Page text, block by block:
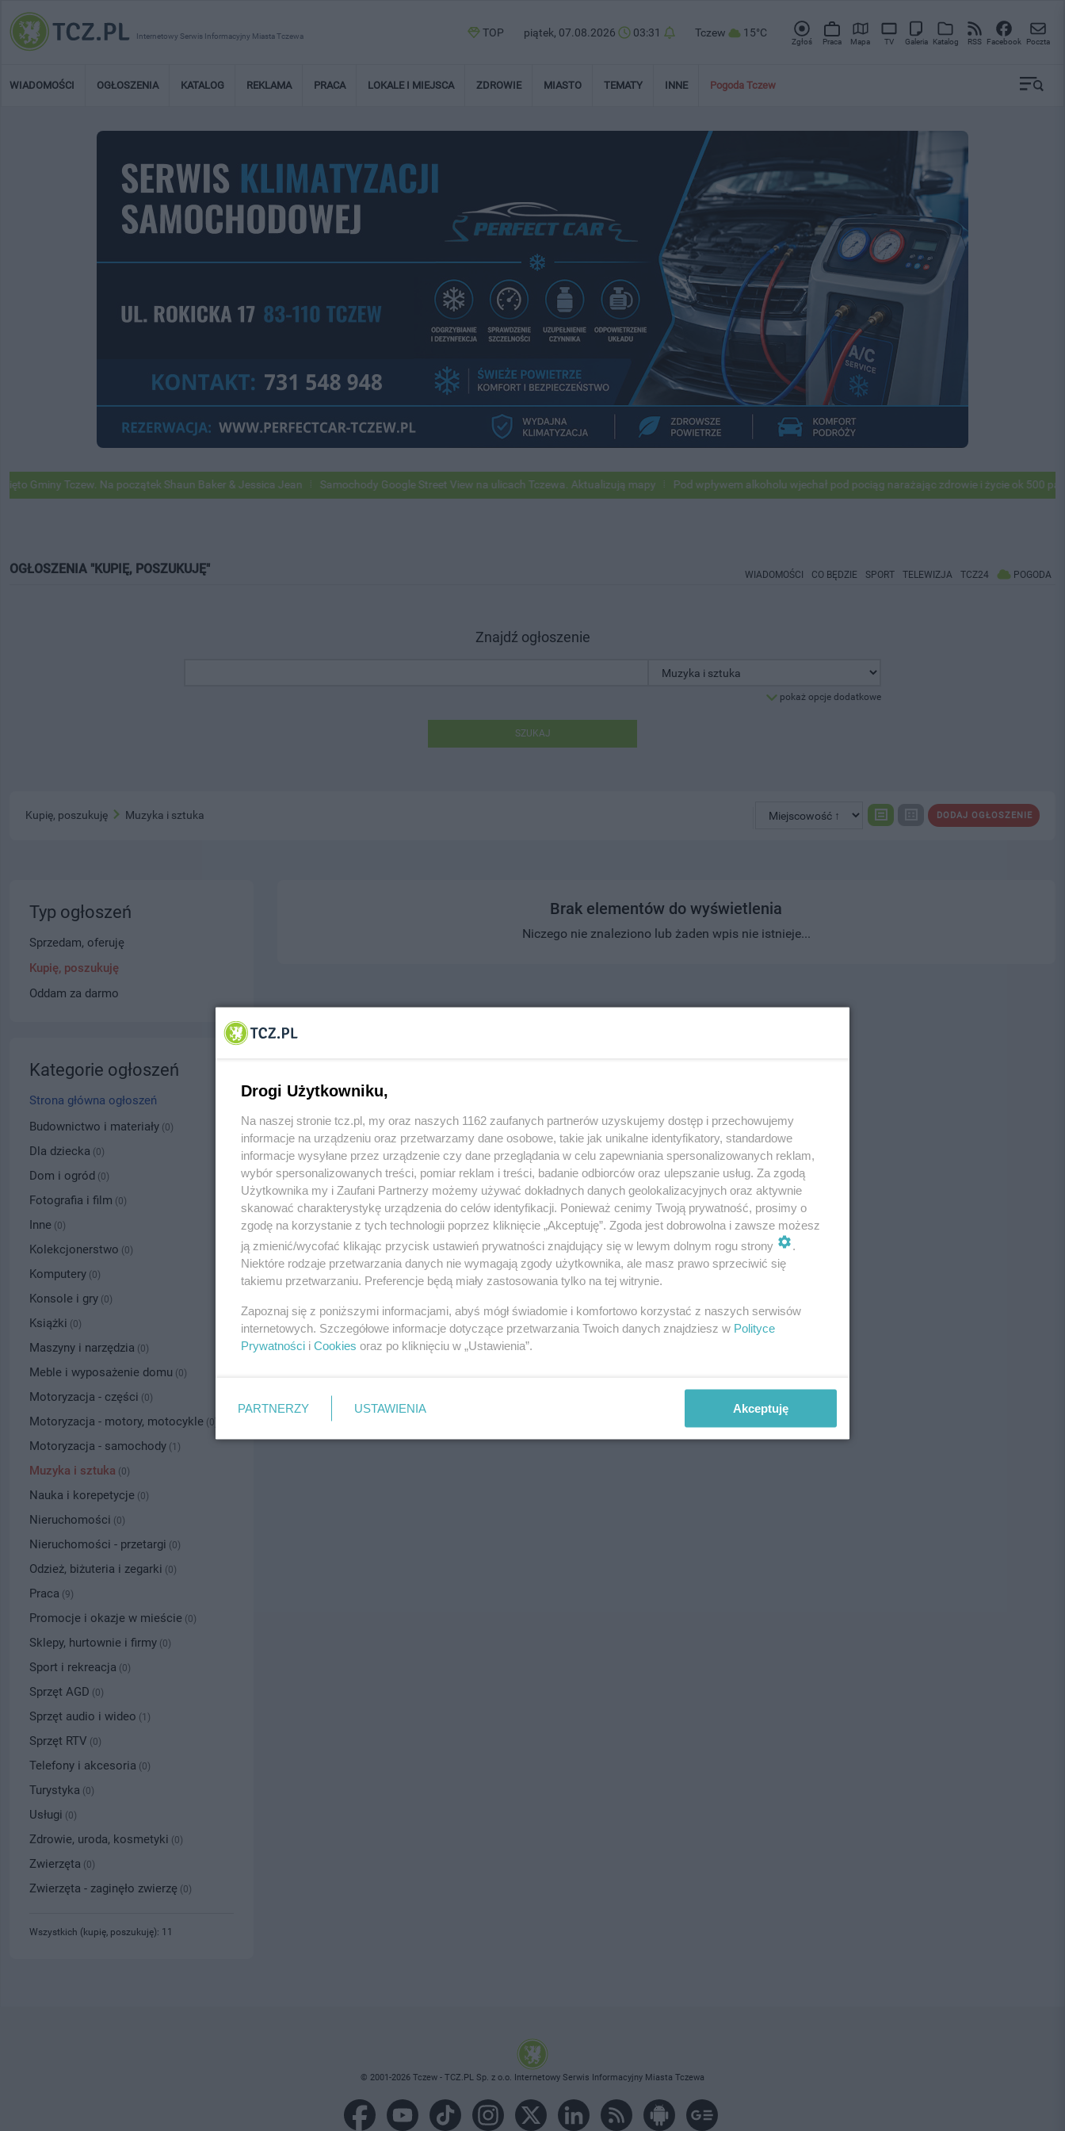
Internetowy Serwis Informacyjny Miasta Tczewa TOP piątek, 07.08.2026 03:31 Tczew 15°C
Zgłoś Praca Mapa TV Galeria Katalog RSS Facebook Poczta
WIADOMOŚCI OGŁOSZENIA KATALOG REKLAMA PRACA LOKALE I MIEJSCA ZDROWIE MIASTO TEMATY INNE Pogoda Tczew
Tczew. Na początek Shaun Baker & Jessica Jean Samochody Google Street View na ulicach Tczewa. Aktualizują mapy Pod wpływem alkoholu wjechał pod pociąg narażając zdrowie i życie ok 500
OGŁOSZENIA "KUPIĘ, POSZUKUJĘ" WIADOMOŚCI CO BĘDZIE SPORT TELEWIZJA TCZ24 POGODA
Znajdź ogłoszenie
pokaż opcje dodatkowe
SZUKAJ
DODAJ OGŁOSZENIE
Kupię, poszukuję Muzyka i sztuka
Brak elementów do wyświetlenia
Niczego nie znaleziono lub żaden wpis nie istnieje...
Typ ogłoszeń
Sprzedam, oferuję
Kupię, poszukuję
Oddam za darmo
Kategorie ogłoszeń
Strona główna ogłoszeń
Budownictwo i materiały (0)
Dla dziecka (0)
Dom i ogród (0)
Fotografia i film (0)
Inne (0)
Kolekcjonerstwo (0)
Komputery (0)
Konsole i gry (0)
Książki (0)
Maszyny i narzędzia (0)
Meble i wyposażenie domu (0)
Motoryzacja - części (0)
Motoryzacja - motory, motocykle (0)
Motoryzacja - samochody (1)
Muzyka i sztuka (0)
Nauka i korepetycje (0)
Nieruchomości (0)
Nieruchomości - przetargi (0)
Odzież, biżuteria i zegarki (0)
Praca (9)
Promocje i okazje w mieście (0)
Sklepy, hurtownie i firmy (0)
Sport i rekreacja (0)
Sprzęt AGD (0)
Sprzęt audio i wideo (1)
Sprzęt RTV (0)
Telefony i akcesoria (0)
Turystyka (0)
Usługi (0)
Zdrowie, uroda, kosmetyki (0)
Zwierzęta (0)
Zwierzęta - zaginęło zwierzę (0)
Wszystkich (kupię, poszukuję): 11
© 2001-2026 Tczew - TCZ.PL Sp. z o.o. Internetowy Serwis Informacyjny Miasta Tczewa
Drogi Użytkowniku,
Na naszej stronie tcz.pl, my oraz naszych 1162 zaufanych partnerów uzyskujemy dostęp i przechowujemy
informacje na urządzeniu oraz przetwarzamy dane osobowe, takie jak unikalne identyfikatory, standardowe
informacje wysyłane przez urządzenie czy dane przeglądania w celu zapewniania spersonalizowanych reklam,
wybór spersonalizowanych treści, pomiar reklam i treści, badanie odbiorców oraz ulepszanie usług. Za zgodą
Użytkownika my i Zaufani Partnerzy możemy używać dokładnych danych geolokalizacyjnych oraz aktywnie
skanować charakterystykę urządzenia do celów identyfikacji. Ponieważ cenimy Twoją prywatność, prosimy o
zgodę na korzystanie z tych technologii poprzez kliknięcie „Akceptuję”. Zgoda jest dobrowolna i zawsze możesz
ją zmienić/wycofać klikając przycisk ustawień prywatności znajdujący się w lewym dolnym rogu strony
Niektóre rodzaje przetwarzania danych nie wymagają zgody użytkownika, ale masz prawo sprzeciwić się
takiemu przetwarzaniu. Preferencje będą miały zastosowania tylko na tej witrynie.
Zapoznaj się z poniższymi informacjami, abyś mógł świadomie i komfortowo korzystać z naszych serwisów
internetowych. Szczegółowe informacje dotyczące przetwarzania Twoich danych znajdziesz w Polityce
Prywatności i Cookies oraz po kliknięciu w „Ustawienia”.
PARTNERZY USTAWIENIA Akceptuję